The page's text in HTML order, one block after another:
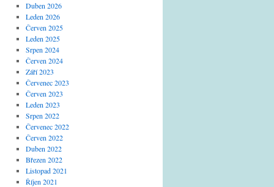
Duben 2026
Leden 2026
Červen 2025
Leden 2025
Srpen 2024
Červen 2024
Září 2023
Červenec 2023
Červen 2023
Leden 2023
Srpen 2022
Červenec 2022
Červen 2022
Duben 2022
Březen 2022
Listopad 2021
Říjen 2021